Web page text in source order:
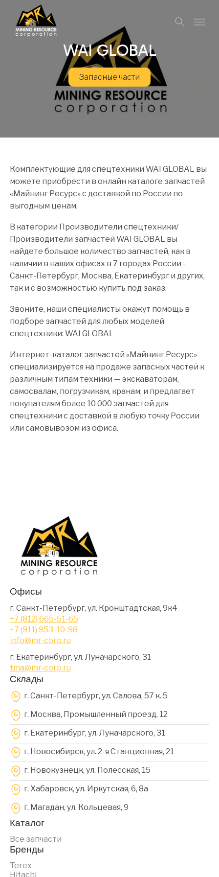
WAI GLOBAL
Запасные части
Комплектующие для спецтехники WAI GLOBAL вы
можете приобрести в онлайн каталоге запчастей
«Майнинг Ресурс» с доставкой по России по
выгодным ценам.
В категории Производители спецтехники/
Производители запчастей WAI GLOBAL вы
найдете большое количество запчастей, как в
наличии в наших офисах в 7 городах России -
Санкт-Петербург, Москва, Екатеринбург и других,
так и с возможностью купить под заказ.
Звоните, наши специалисты окажут помощь в
подборе запчастей для любых моделей
спецтехники: WAI GLOBAL
Интернет-каталог запчастей «Майнинг Ресурс»
специализируется на продаже запасных частей к
различным типам техники — экскаваторам,
самосвалам, погрузчикам, кранам, и предлагает
покупателям более 10 000 запчастей для
спецтехники с доставкой в любую точку России
или самовывозом из офиса.
Офисы
г. Санкт-Петербург, ул. Кронштадтская, 9к4
+7 (812) 665-51-65
+7 (911) 953-10-98
info@mr-corp.ru
г. Екатеринбург, ул. Луначарского, 31
tma@mr-corp.ru
Склады
г. Санкт-Петербург, ул. Салова, 57 к. 5
г. Москва, Промышленный проезд, 12
г. Екатеринбург, ул. Луначарского, 31
г. Новосибирск, ул. 2-я Станционная, 21
г. Новокузнецк, ул. Полесская, 15
г. Хабаровск, ул. Иркутская, 6, 8a
г. Магадан, ул. Кольцевая, 9
Каталог
Все запчасти
Бренды
Terex
Hitachi